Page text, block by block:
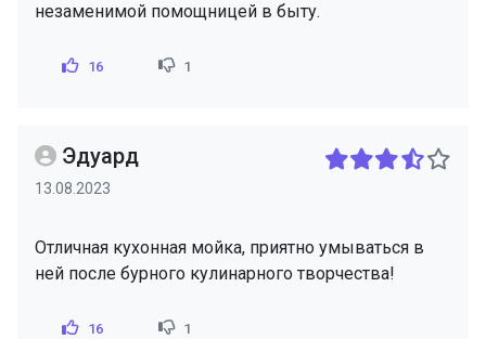
незаменимой помощницей в быту.
16 1
Эдуард
13.08.2023
Отличная кухонная мойка, приятно умываться в
ней после бурного кулинарного творчества!
16 1